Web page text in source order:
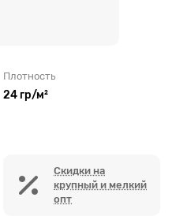
Плотность
24 гр/м²
Скидки на
крупный и мелкий
опт